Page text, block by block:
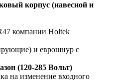
корпус (навесной и
компании Holtek
и еврошнур с
(120-285 Вольт)
на изменение входного